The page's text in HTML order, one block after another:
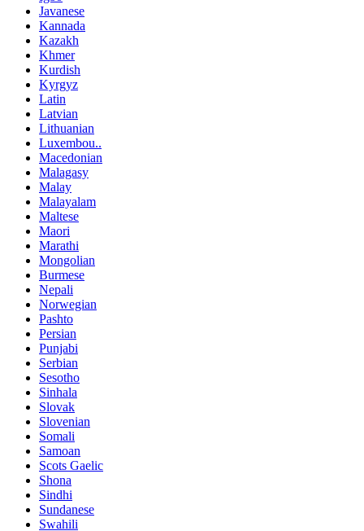
Javanese
Kannada
Kazakh
Khmer
Kurdish
Kyrgyz
Latin
Latvian
Lithuanian
Luxembou..
Macedonian
Malagasy
Malay
Malayalam
Maltese
Maori
Marathi
Mongolian
Burmese
Nepali
Norwegian
Pashto
Persian
Punjabi
Serbian
Sesotho
Sinhala
Slovak
Slovenian
Somali
Samoan
Scots Gaelic
Shona
Sindhi
Sundanese
Swahili